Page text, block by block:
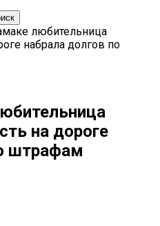
любительница
набрала долгов по
на дороге
штрафам